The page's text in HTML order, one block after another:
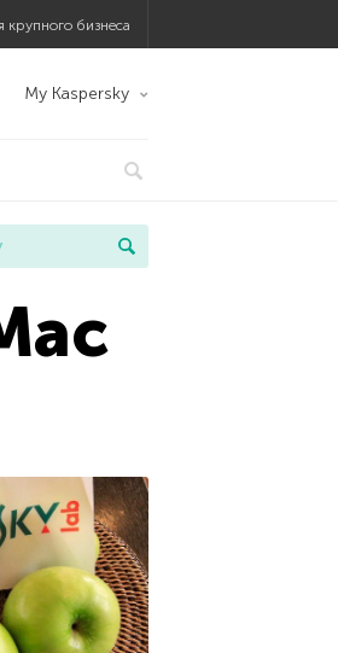
крупного бизнеса
My Kaspersky